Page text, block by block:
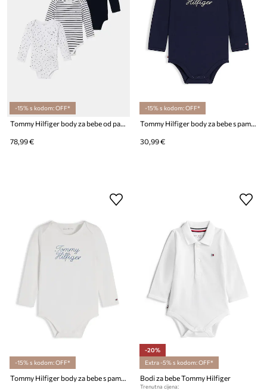
-15% s kodom: OFF*
Tommy Hilfiger body za bebe od pamuka s elastanom 3-pack
78,99 €
-15% s kodom: OFF*
Tommy Hilfiger body za bebe s pamukom
30,99 €
-15% s kodom: OFF*
Tommy Hilfiger body za bebe s pamukom
-20%
Extra -5% s kodom: OFF*
Bodi za bebe Tommy Hilfiger
Trenutna cijena: